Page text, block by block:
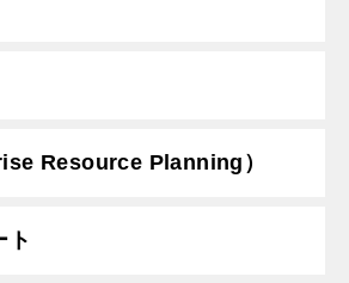
Resource Planning）
ト